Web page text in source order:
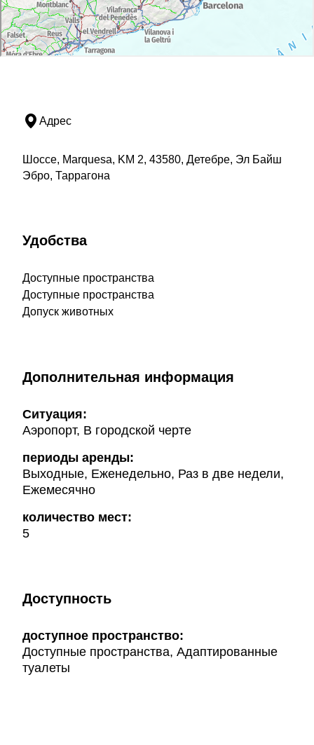
Адрес
Шоссе, Marquesa, KM 2, 43580, Детебре, Эл Байш
Эбро, Таррагона
Удобства
Доступные пространства
Доступные пространства
Допуск животных
Дополнительная информация
Ситуация:
Аэропорт, В городской черте
периоды аренды:
Выходные, Еженедельно, Раз в две недели,
Ежемесячно
количество мест:
5
Доступность
доступное пространство:
Доступные пространства, Адаптированные
туалеты